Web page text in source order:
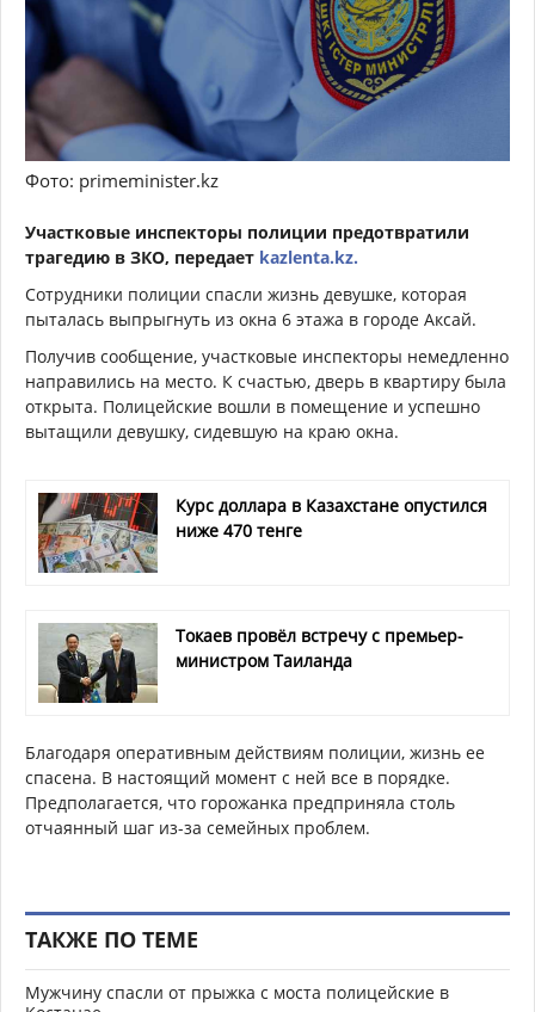
Фото: primeminister.kz
Участковые инспекторы полиции предотвратили
трагедию в ЗКО, передает kazlenta.kz.
Сотрудники полиции спасли жизнь девушке, которая
пыталась выпрыгнуть из окна 6 этажа в городе Аксай.
Получив сообщение, участковые инспекторы немедленно
направились на место. К счастью, дверь в квартиру была
открыта. Полицейские вошли в помещение и успешно
вытащили девушку, сидевшую на краю окна.
Курс доллара в Казахстане опустился
ниже 470 тенге
Токаев провёл встречу с премьер-
министром Таиланда
Благодаря оперативным действиям полиции, жизнь ее
спасена. В настоящий момент с ней все в порядке.
Предполагается, что горожанка предприняла столь
отчаянный шаг из-за семейных проблем.
ТАКЖЕ ПО ТЕМЕ
Мужчину спасли от прыжка с моста полицейские в